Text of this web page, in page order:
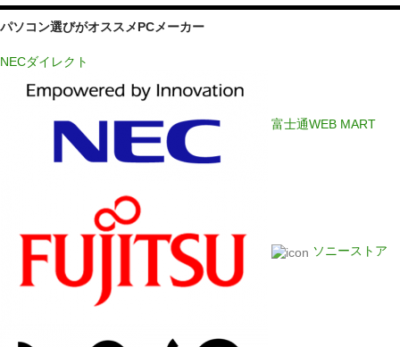
パソコン選びがオススメPCメーカー
NECダイレクト
富士通WEB MART
ソニーストア